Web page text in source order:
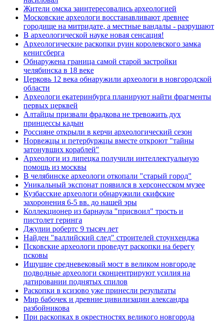
Жители омска заинтересовались археологией
Московские археологи восстанавливают древнее
городище на митридате, а местные вандалы - разрушают
В археологической науке новая сенсация!
Археологические раскопки руин королевского замка
кенигсберга
Обнаружена граница самой старой застройки
челябинска в 18 веке
Церковь 12 века обнаружили археологи в новгородской
области
Археологи екатеринбурга планируют найти фрагменты
первых церквей
Алтайцы призвали фрадкова не тревожить дух
принцессы кадын
Россияне открыли в керчи археологический сезон
Норвежцы и петербуржцы вместе откроют "тайны
затонувших кораблей"
Археологи из липецка получили интеллектуальную
помощь из москвы
В челябинске археологи откопали "старый город"
Уникальный экспонат появился в херсонесском музее
Кузбасские археологи обнаружили скифские
захоронения 6-5 вв. до нашей эры
Коллекционер из барнаула "присвоил" трость и
пистолет геринга
Джулии робертс 9 тысяч лет
Найден "валлийский след" строителей стоунхенджа
Псковские археологи проведут раскопки на берегу
псковы
Ищущие средневековый мост в великом новгороде
подводные археологи сконцентрируют усилия на
датировании поднятых спилов
Раскопки в ксизово уже принесли результаты
Мир бабочек и древние цивилизации александра
разбойникова
При раскопках в окрестностях великого новгорода